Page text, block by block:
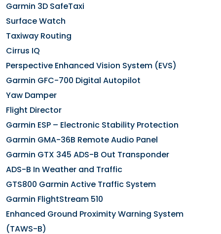
Garmin 3D SafeTaxi
Surface Watch
Taxiway Routing
Cirrus IQ
Perspective Enhanced Vision System (EVS)
Garmin GFC-700 Digital Autopilot
Yaw Damper
Flight Director
Garmin ESP – Electronic Stability Protection
Garmin GMA-36B Remote Audio Panel
Garmin GTX 345 ADS-B Out Transponder
ADS-B In Weather and Traffic
GTS800 Garmin Active Traffic System
Garmin FlightStream 510
Enhanced Ground Proximity Warning System
(TAWS-B)